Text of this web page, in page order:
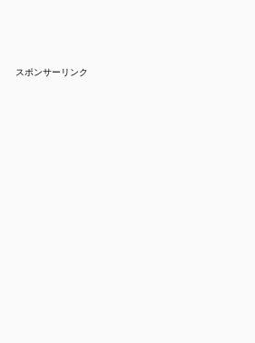
スポンサーリンク